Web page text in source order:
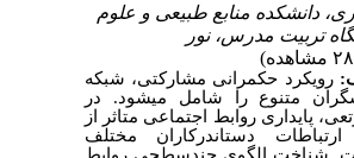
دانشکده منابع طبیعی و علوم
تربیت مدرس، نور
رویکرد حکمرانی مشارکتی، شبکه
متنوع را شامل می­شود. در
پایداری روابط اجتماعی متاثر از
دست­اندرکاران مختلف
شناخت الگوی چندسطحی روابط